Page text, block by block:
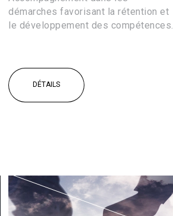
démarches favorisant la rétention et
le développement des compétences.
DÉTAILS